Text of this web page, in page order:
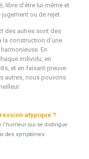
libre d’être lui-même et
ou de rejet.
des autres sont des
construction d’une
En
individu, en
et en faisant preuve
autres, nous pouvons
atypique ?
l’humeur qui se distingue
des symptômes